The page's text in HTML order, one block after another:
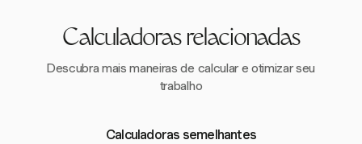
Calculadoras relacionadas
Descubra mais maneiras de calcular e otimizar seu
trabalho
Calculadoras semelhantes